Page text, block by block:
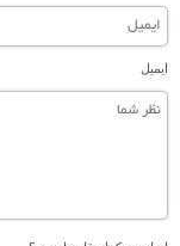
ایمیل